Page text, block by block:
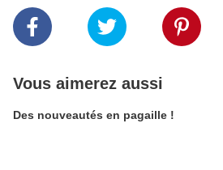
Vous aimerez aussi
Des nouveautés en pagaille !